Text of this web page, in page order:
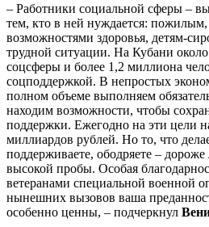
– Работники социальной сферы –
тем, кто в ней нуждается:
возможностями здоровья,
трудной ситуации. На Кубани
соцсферы и более 1,2 миллиона
соцподдержкой. В непростых
полном объеме выполняем
находим возможности, чтобы
поддержки. Ежегодно на эти цели
миллиардов рублей. Но то, что
поддерживаете, ободряете –
высокой пробы. Особая
ветеранами специальной военной
нынешних вызовов ваша
особенно ценны, – подчеркнул